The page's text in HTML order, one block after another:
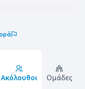
Ακόλουθοι Ομάδες